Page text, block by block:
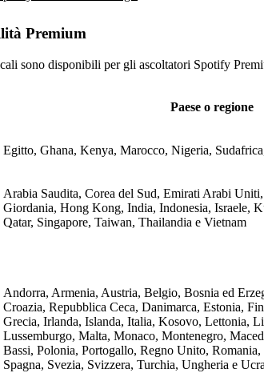
Premium
sono disponibili per gli ascoltatori Spotify
Paese o regione
Egitto, Ghana, Kenya, Marocco, Nigeria,
Arabia Saudita, Corea del Sud, Emirati Arabi
Giordania, Hong Kong, India, Indonesia, Israele,
Qatar, Singapore, Taiwan, Thailandia e Vietnam
Andorra, Armenia, Austria, Belgio, Bosnia ed
Croazia, Repubblica Ceca, Danimarca, Estonia,
Grecia, Irlanda, Islanda, Italia, Kosovo, Lettonia,
Lussemburgo, Malta, Monaco, Montenegro,
Bassi, Polonia, Portogallo, Regno Unito,
Spagna, Svezia, Svizzera, Turchia, Ungheria e